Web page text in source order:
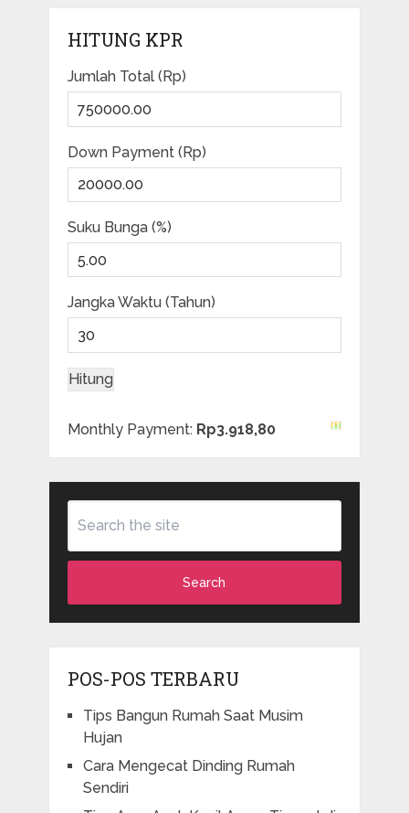
HITUNG KPR
Jumlah Total (Rp)
Down Payment (Rp)
Suku Bunga (%)
Jangka Waktu (Tahun)
Monthly Payment: Rp3.918,80
Search
POS-POS TERBARU
Tips Bangun Rumah Saat Musim
Hujan
Cara Mengecat Dinding Rumah
Sendiri